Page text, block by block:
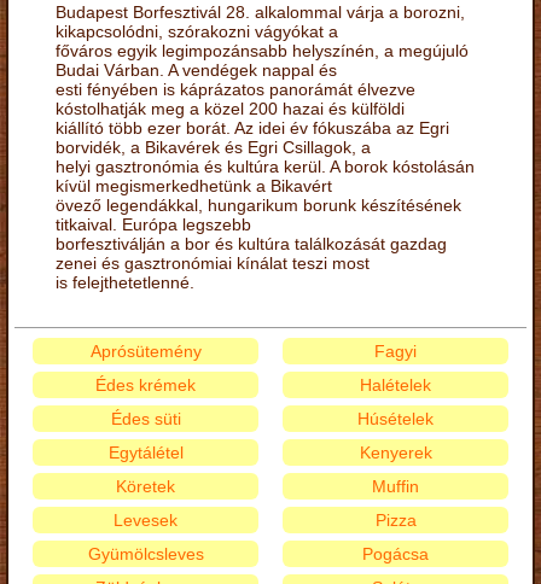
Budapest Borfesztivál 28. alkalommal várja a borozni,
kikapcsolódni, szórakozni vágyókat a
főváros egyik legimpozánsabb helyszínén, a megújuló
Budai Várban. A vendégek nappal és
esti fényében is káprázatos panorámát élvezve
kóstolhatják meg a közel 200 hazai és külföldi
kiállító több ezer borát. Az idei év fókuszába az Egri
borvidék, a Bikavérek és Egri Csillagok, a
helyi gasztronómia és kultúra kerül. A borok kóstolásán
kívül megismerkedhetünk a Bikavért
övező legendákkal, hungarikum borunk készítésének
titkaival. Európa legszebb
borfesztiválján a bor és kultúra találkozását gazdag
zenei és gasztronómiai kínálat teszi most
is felejthetetlenné.
Aprósütemény
Édes krémek
Édes süti
Egytálétel
Fagyi
Halételek
Húsételek
Kenyerek
Köretek
Levesek
Gyümölcsleves
Muffin
Pizza
Pogácsa